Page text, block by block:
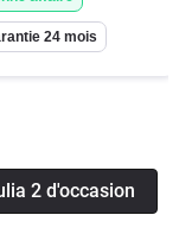
24 mois
2 d'occasion